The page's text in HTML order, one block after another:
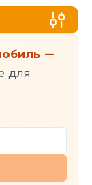
—
для